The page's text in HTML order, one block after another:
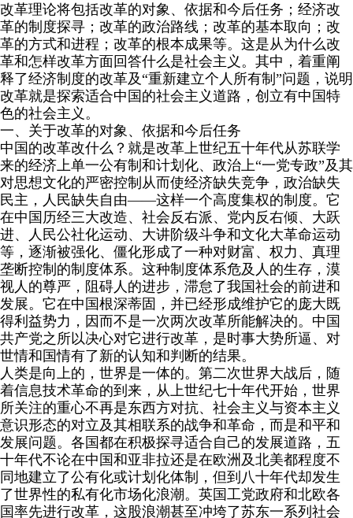
改革理论将包括改革的对象、依据和今后任务；经济改
革的制度探寻；改革的政治路线；改革的基本取向；改
革的方式和进程；改革的根本成果等。这是从为什么改
革和怎样改革方面回答什么是社会主义。其中，着重阐
释了经济制度的改革及“重新建立个人所有制”问题，说明
改革就是探索适合中国的社会主义道路，创立有中国特
色的社会主义。
一、关于改革的对象、依据和今后任务
中国的改革改什么？就是改革上世纪五十年代从苏联学
来的经济上单一公有制和计划化、政治上“一党专政”及其
对思想文化的严密控制从而使经济缺失竞争，政治缺失
民主，人民缺失自由——这样一个高度集权的制度。它
在中国历经三大改造、社会反右派、党内反右倾、大跃
进、人民公社化运动、大讲阶级斗争和文化大革命运动
等，逐渐被强化、僵化形成了一种对财富、权力、真理
垄断控制的制度体系。这种制度体系危及人的生存，漠
视人的尊严，阻碍人的进步，滞怠了我国社会的前进和
发展。它在中国根深蒂固，并已经形成维护它的庞大既
得利益势力，因而不是一次两次改革所能解决的。中国
共产党之所以决心对它进行改革，是时事大势所逼、对
世情和国情有了新的认知和判断的结果。
人类是向上的，世界是一体的。第二次世界大战后，随
着信息技术革命的到来，从上世纪七十年代开始，世界
所关注的重心不再是东西方对抗、社会主义与资本主义
意识形态的对立及其相联系的战争和革命，而是和平和
发展问题。各国都在积极探寻适合自己的发展道路，五
十年代不论在中国和亚非拉还是在欧洲及北美都程度不
同地建立了公有化或计划化体制，但到八十年代却发生
了世界性的私有化市场化浪潮。英国工党政府和北欧各
国率先进行改革，这股浪潮甚至冲垮了苏东一系列社会